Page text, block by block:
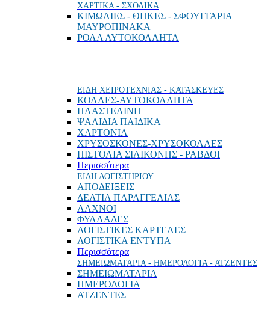
ΧΑΡΤΙΚΑ - ΣΧΟΛΙΚΑ
ΚΙΜΩΛΙΕΣ - ΘΗΚΕΣ - ΣΦΟΥΓΓΑΡΙΑ
ΜΑΥΡΟΠΙΝΑΚΑ
ΡΟΛΑ ΑΥΤΟΚΟΛΛΗΤΑ
ΕΙΔΗ ΧΕΙΡΟΤΕΧΝΙΑΣ - ΚΑΤΑΣΚΕΥΕΣ
ΚΟΛΛΕΣ-ΑΥΤΟΚΟΛΛΗΤΑ
ΠΛΑΣΤΕΛΙΝΗ
ΨΑΛΙΔΙΑ ΠΑΙΔΙΚΑ
ΧΑΡΤΟΝΙΑ
ΧΡΥΣΟΣΚΟΝΕΣ-ΧΡΥΣΟΚΟΛΛΕΣ
ΠΙΣΤΟΛΙΑ ΣΙΛΙΚΟΝΗΣ - ΡΑΒΔΟΙ
Περισσότερα
ΕΙΔΗ ΛΟΓΙΣΤΗΡΙΟΥ
ΑΠΟΔΕΙΞΕΙΣ
ΔΕΛΤΙΑ ΠΑΡΑΓΓΕΛΙΑΣ
ΛΑΧΝΟΙ
ΦΥΛΛΑΔΕΣ
ΛΟΓΙΣΤΙΚΕΣ ΚΑΡΤΕΛΕΣ
ΛΟΓΙΣΤΙΚΑ ΕΝΤΥΠΑ
Περισσότερα
ΣΗΜΕΙΩΜΑΤΑΡΙΑ - ΗΜΕΡΟΛΟΓΙΑ - ΑΤΖΕΝΤΕΣ
ΣΗΜΕΙΩΜΑΤΑΡΙΑ
ΗΜΕΡΟΛΟΓΙΑ
ΑΤΖΕΝΤΕΣ